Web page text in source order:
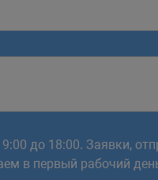
до 18:00. Заявки,
в первый рабочий